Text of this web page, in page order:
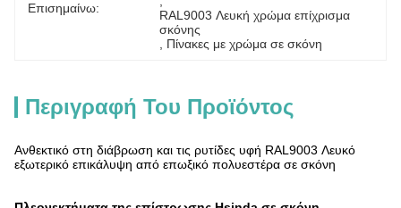
Επισημαίνω:
RAL9003 Λευκή χρώμα επίχρισμα
σκόνης
Πίνακες με χρώμα σε σκόνη
Περιγραφή Του Προϊόντος
Ανθεκτικό στη διάβρωση και τις ρυτίδες υφή RAL9003 Λευκό
εξωτερικό επικάλυψη από επωξικό πολυεστέρα σε σκόνη